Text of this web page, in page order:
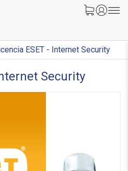
ESET - Internet Security
Security